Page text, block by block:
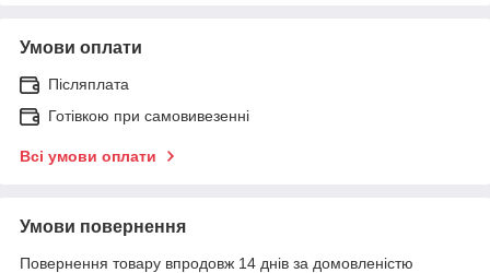
Умови оплати
Післяплата
Готівкою при самовивезенні
Всі умови оплати
Умови повернення
Повернення товару впродовж 14 днів за домовленістю